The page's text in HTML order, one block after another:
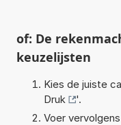
of: De
keuzelijsten
Kies de juiste
Druk
'.
Voer